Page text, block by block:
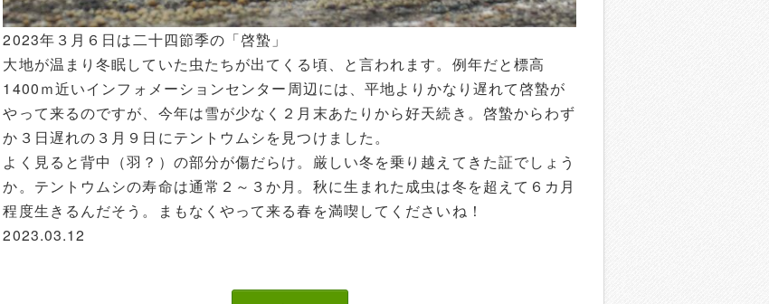
2023年３月６日は二十四節季の「啓蟄」
大地が温まり冬眠していた虫たちが出てくる頃、と言われます。例年だと標高
1400ｍ近いインフォメーションセンター周辺には、平地よりかなり遅れて啓蟄が
やって来るのですが、今年は雪が少なく２月末あたりから好天続き。啓蟄からわず
か３日遅れの３月９日にテントウムシを見つけました。
よく見ると背中（羽？）の部分が傷だらけ。厳しい冬を乗り越えてきた証でしょう
か。テントウムシの寿命は通常２～３か月。秋に生まれた成虫は冬を超えて６カ月
程度生きるんだそう。まもなくやって来る春を満喫してくださいね！
2023.03.12